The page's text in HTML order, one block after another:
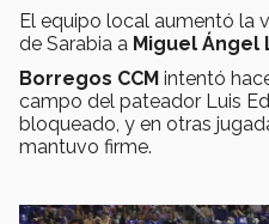
El equipo local aumentó la
de Sarabia a Miguel Ángel
Borregos CCM intentó
campo del pateador Luis
bloqueado, y en otras
mantuvo firme.